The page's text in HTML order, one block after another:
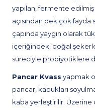
yapılan, fermente
açısından pek çok
çapında yaygın olarak
içeriğindeki doğal
süreciyle probiyotiklere
Pancar Kvass yapmak
pancar, kabukları
kaba yerleştirilir. Üzerine